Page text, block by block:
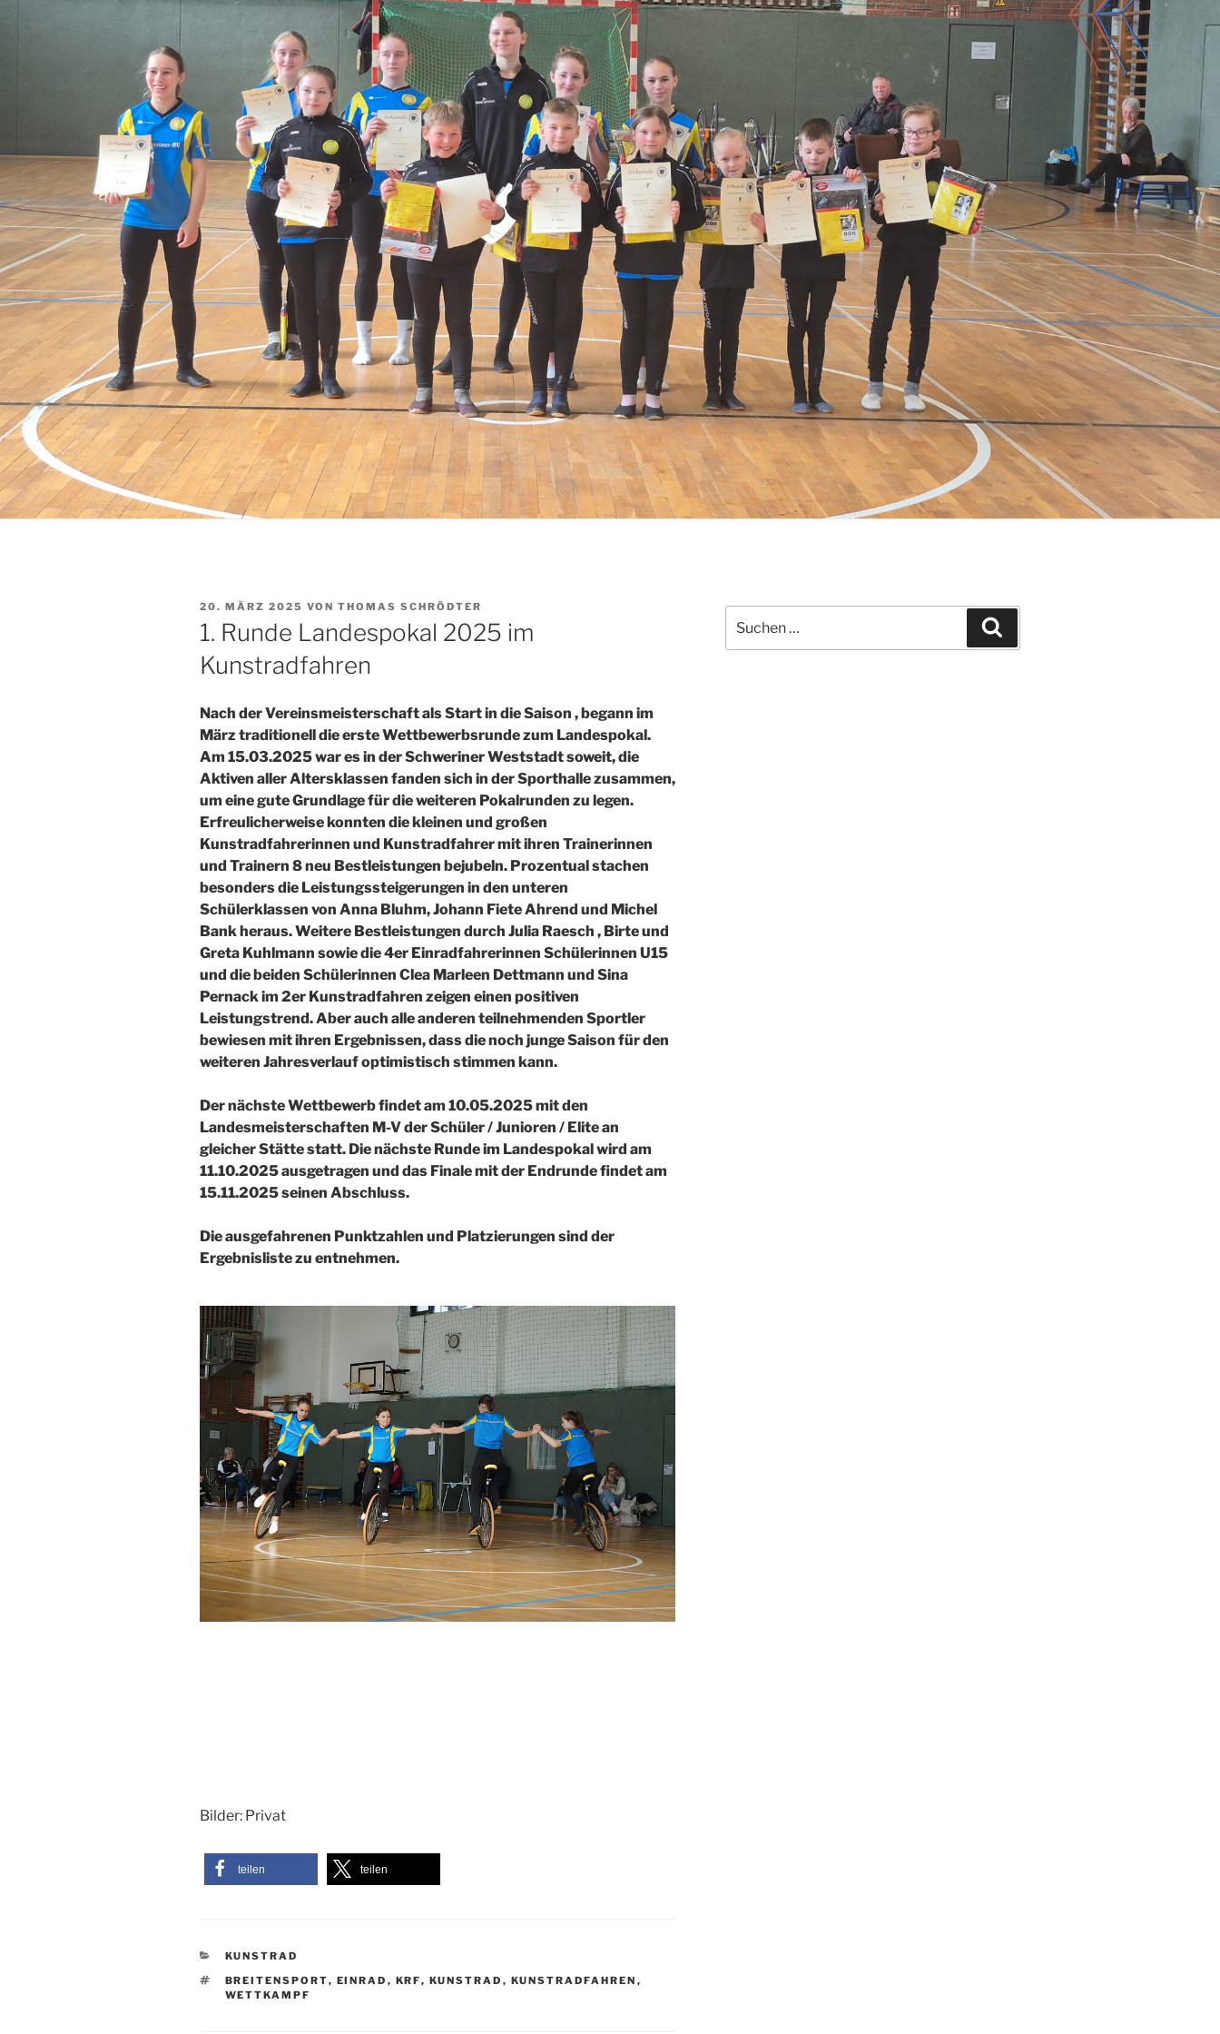
VERÖFFENTLICHT
AM
20. MÄRZ 2025 VON THOMAS SCHRÖDTER
1. Runde Landespokal 2025 im
Kunstradfahren
Nach der Vereinsmeisterschaft als Start in die Saison , begann im
März traditionell die erste Wettbewerbsrunde zum Landespokal.
Am 15.03.2025 war es in der Schweriner Weststadt soweit, die
Aktiven aller Altersklassen fanden sich in der Sporthalle zusammen,
um eine gute Grundlage für die weiteren Pokalrunden zu legen.
Erfreulicherweise konnten die kleinen und großen
Kunstradfahrerinnen und Kunstradfahrer mit ihren Trainerinnen
und Trainern 8 neu Bestleistungen bejubeln. Prozentual stachen
besonders die Leistungssteigerungen in den unteren
Schülerklassen von Anna Bluhm, Johann Fiete Ahrend und Michel
Bank heraus. Weitere Bestleistungen durch Julia Raesch , Birte und
Greta Kuhlmann sowie die 4er Einradfahrerinnen Schülerinnen U15
und die beiden Schülerinnen Clea Marleen Dettmann und Sina
Pernack im 2er Kunstradfahren zeigen einen positiven
Leistungstrend. Aber auch alle anderen teilnehmenden Sportler
bewiesen mit ihren Ergebnissen, dass die noch junge Saison für den
weiteren Jahresverlauf optimistisch stimmen kann.
Der nächste Wettbewerb findet am 10.05.2025 mit den
Landesmeisterschaften M-V der Schüler / Junioren / Elite an
gleicher Stätte statt. Die nächste Runde im Landespokal wird am
11.10.2025 ausgetragen und das Finale mit der Endrunde findet am
15.11.2025 seinen Abschluss.
Die ausgefahrenen Punktzahlen und Platzierungen sind der
Ergebnisliste zu entnehmen.
Bilder: Privat
teilen teilen
KATEGORIEN
KUNSTRAD
SCHLAGWÖRTER
BREITENSPORT, EINRAD , KRF, KUNSTRAD , KUNSTRADFAHREN ,
WETTKAMPF
nach: